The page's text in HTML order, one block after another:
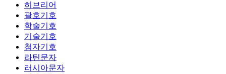
히브리어
괄호기호
학술기호
기술기호
첨자기호
라틴문자
러시아문자